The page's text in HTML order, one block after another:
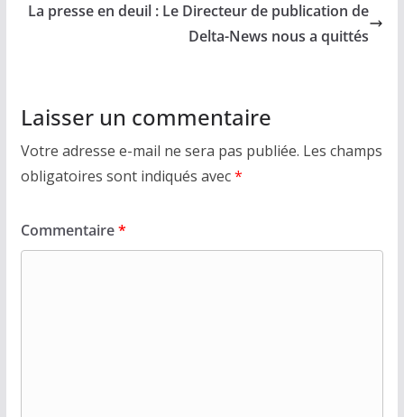
La presse en deuil : Le Directeur de publication de
Delta-News nous a quittés
Laisser un commentaire
Votre adresse e-mail ne sera pas publiée. Les champs
obligatoires sont indiqués avec*
Commentaire*